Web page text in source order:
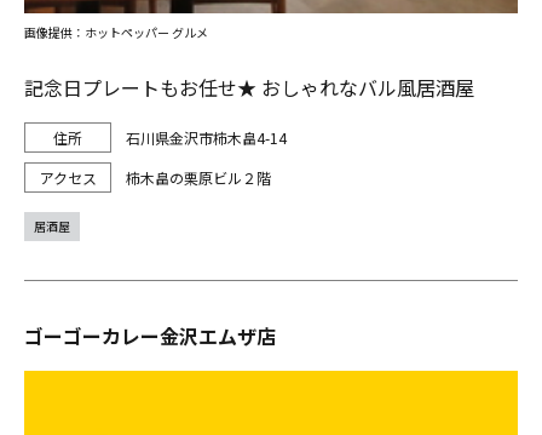
記念日プレートもお任せ★ おしゃれなバル風居酒屋
石川県金沢市柿木畠4-14
柿木畠の栗原ビル２階
画像提供：ホットペッパー グルメ
居酒屋
ゴーゴーカレー金沢エムザ店